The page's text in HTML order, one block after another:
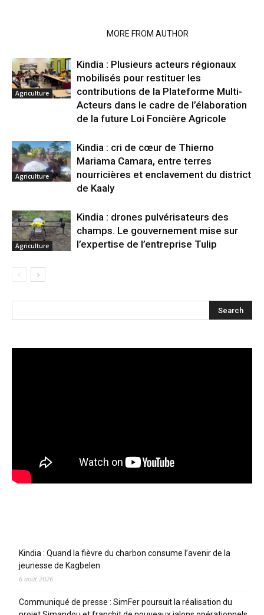
MORE FROM AUTHOR
Agriculture
Kindia : Plusieurs acteurs régionaux
mobilisés pour restituer les
contributions de la Plateforme Multi-
Acteurs dans le cadre de l’élaboration
de la future Loi Foncière Agricole
Agriculture
Kindia : cri de cœur de Thierno
Mariama Camara, entre terres
nourricières et enclavement du district
de Kaaly
Agriculture
Kindia : drones pulvérisateurs des
champs. Le gouvernement mise sur
l’expertise de l’entreprise Tulip
Kindia : Quand la fièvre du charbon consume l’avenir de la
jeunesse de Kagbelen
6 août 2026
Communiqué de presse : SimFer poursuit la réalisation du